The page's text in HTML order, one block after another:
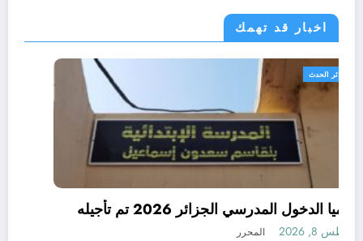
اخبار قد تهمك
الجزائر الحدث
رسميا الدخول المدرسي الجزائر 2026 تم تأجيله
أغسطس 8, 2026